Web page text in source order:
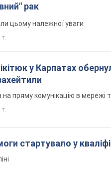
рак
цьому належної уваги
у Карпатах
пряму комунікацію в мережі
стартувало у